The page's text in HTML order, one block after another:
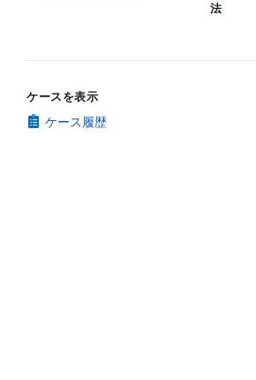
法
ケースを表示
ケース履歴